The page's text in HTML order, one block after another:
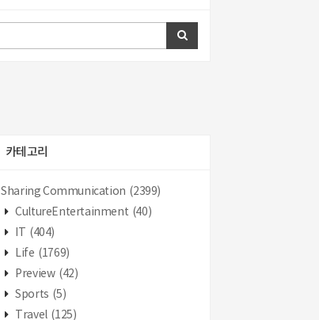
카테고리
Sharing Communication (2399)
CultureEntertainment (40)
(404)
Life (1769)
Preview (42)
Sports (5)
Travel (125)